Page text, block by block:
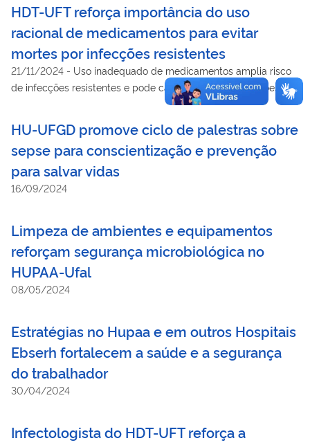
HDT-UFT reforça importância do uso
racional de medicamentos para evitar
mortes por infecções resistentes
21/11/2024 - Uso inadequado de medicamentos amplia risco
de infecções resistentes e pode causar mais de 39 milhões de
HU-UFGD promove ciclo de palestras sobre
sepse para conscientização e prevenção
para salvar vidas
16/09/2024
Limpeza de ambientes e equipamentos
reforçam segurança microbiológica no
HUPAA-Ufal
08/05/2024
Estratégias no Hupaa e em outros Hospitais
Ebserh fortalecem a saúde e a segurança
do trabalhador
30/04/2024
Infectologista do HDT-UFT reforça a